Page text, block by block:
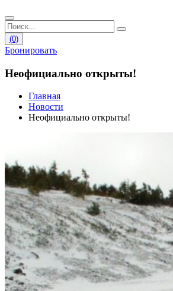
(0)
Бронировать
Неофициально открыты!
Главная
Новости
Неофициально открыты!